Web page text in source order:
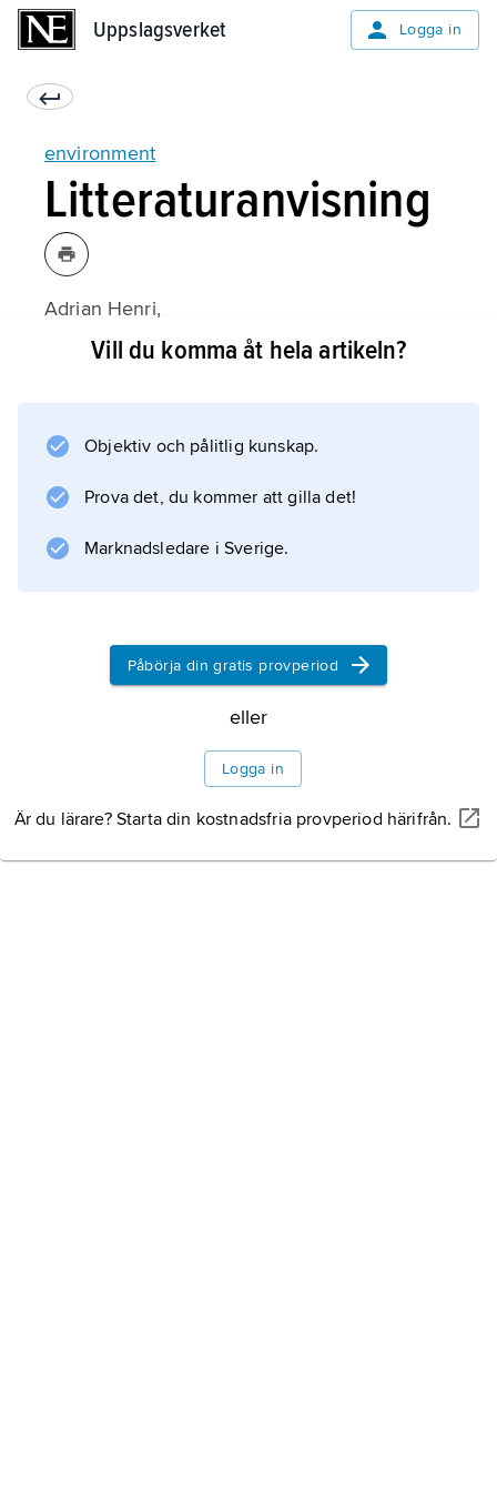
Uppslagsverket Logga in
environment
Litteraturanvisning
Adrian Henri,
Total ArtVill du komma åt hela artikeln?
Objektiv och pålitlig kunskap.
Prova det, du kommer att gilla det!
Marknadsledare i Sverige.
Påbörja din gratis provperiod
eller
Logga in
Är du lärare? Starta din kostnadsfria provperiod härifrån.